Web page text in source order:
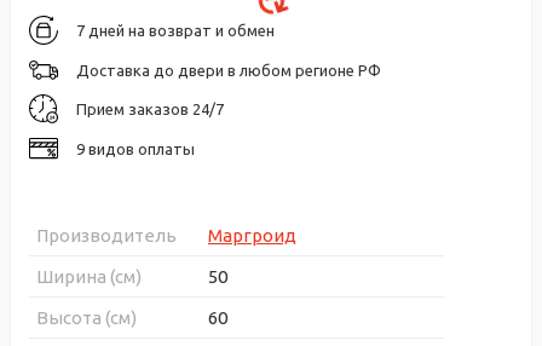
7 дней на возврат и обмен
Доставка до двери в любом регионе РФ
Прием заказов 24/7
9 видов оплаты
Производитель
Маргроид
Ширина (см)
50
Высота (см)
60